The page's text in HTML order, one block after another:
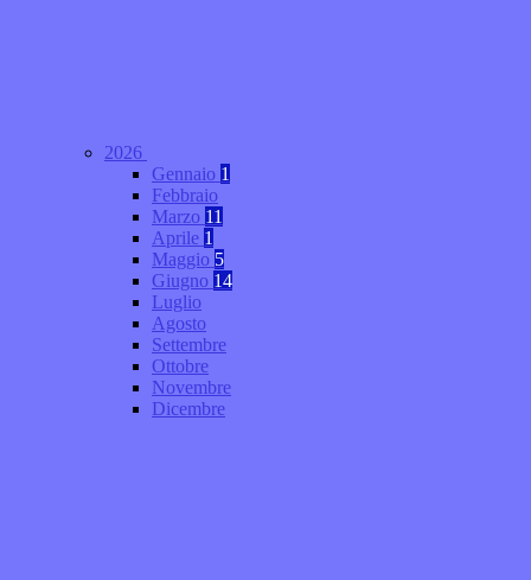
2026
Gennaio 1
Febbraio
Marzo 11
Aprile 1
Maggio 5
Giugno 14
Luglio
Agosto
Settembre
Ottobre
Novembre
Dicembre